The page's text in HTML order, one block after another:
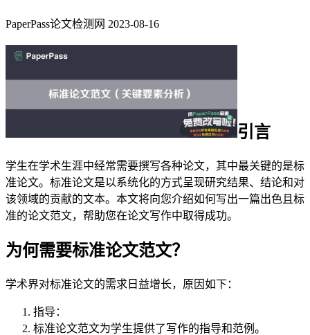
PaperPass论文检测网 2023-08-16
引言
学生在学术生涯中经常需要撰写各种论文，其中最关键的是标
准论文。标准论文是以系统化的方式呈现研究结果、结论和对
该领域的贡献的文本。本文将向您介绍如何写出一篇出色且标
准的论文范文，帮助您在论文写作中取得成功。
为何需要标准论文范文？
学术界对标准论文的需求日益增长，原因如下：
指导：
标准论文范文为学生提供了写作的指导和范例。